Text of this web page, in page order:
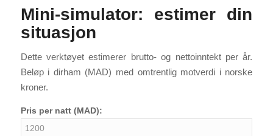
Mini-simulator: estimer din
situasjon
Dette verktøyet estimerer brutto- og nettoinntekt per år.
Beløp i dirham (MAD) med omtrentlig motverdi i norske
kroner.
Pris per natt (MAD):